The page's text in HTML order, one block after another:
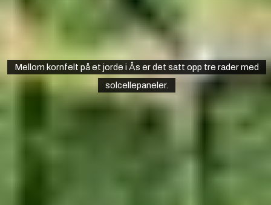
Mellom kornfelt på et jorde i Ås er det satt opp tre rader med
solcellepaneler.